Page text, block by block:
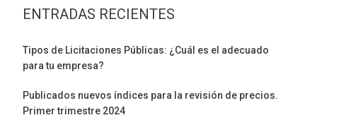
ENTRADAS RECIENTES
Tipos de Licitaciones Públicas: ¿Cuál es el adecuado
para tu empresa?
Publicados nuevos índices para la revisión de precios.
Primer trimestre 2024